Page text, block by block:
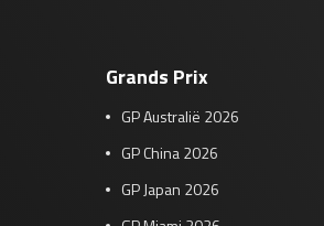
Grands Prix
GP Australië 2026
GP China 2026
GP Japan 2026